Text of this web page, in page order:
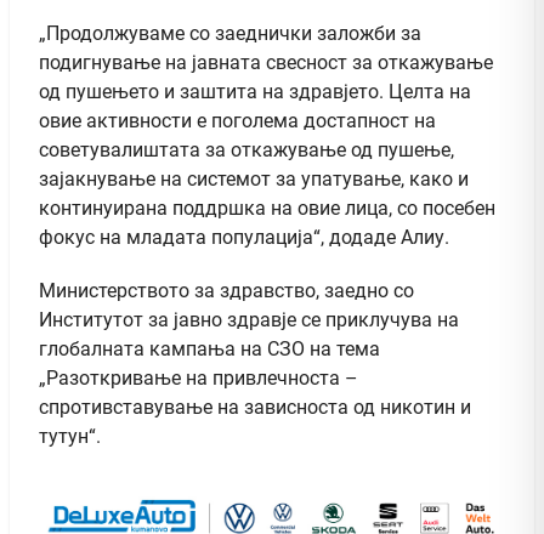
„Продолжуваме со заеднички заложби за
подигнување на јавната свесност за откажување
од пушењето и заштита на здравјето. Целта на
овие активности е поголема достапност на
советувалиштата за откажување од пушење,
зајакнување на системот за упатување, како и
континуирана поддршка на овие лица, со посебен
фокус на младата популација“, додаде Алиу.
Министерството за здравство, заедно со
Институтот за јавно здравје се приклучува на
глобалната кампања на СЗО на тема
„Разоткривање на привлечноста –
спротивставување на зависноста од никотин и
тутун“.